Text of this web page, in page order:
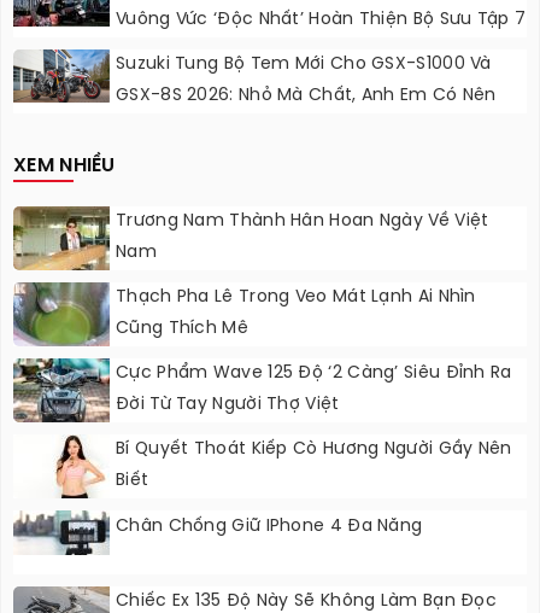
Vuông Vức ‘độc Nhất’ Hoàn Thiện Bộ Sưu Tập 7
Sắc Cầu Vồng
Suzuki Tung Bộ Tem Mới Cho GSX-S1000 Và
GSX-8S 2026: Nhỏ Mà Chất, Anh Em Có Nên
XEM NHIỀU
Trương Nam Thành Hân Hoan Ngày Về Việt
Nam
Thạch Pha Lê Trong Veo Mát Lạnh Ai Nhìn
Cũng Thích Mê
Cực Phẩm Wave 125 Độ ‘2 Càng’ Siêu Đỉnh Ra
Đời Từ Tay Người Thợ Việt
Bí Quyết Thoát Kiếp Cò Hương Người Gầy Nên
Biết
Chân Chống Giữ IPhone 4 Đa Năng
Chiếc Ex 135 Độ Này Sẽ Không Làm Bạn Đọc